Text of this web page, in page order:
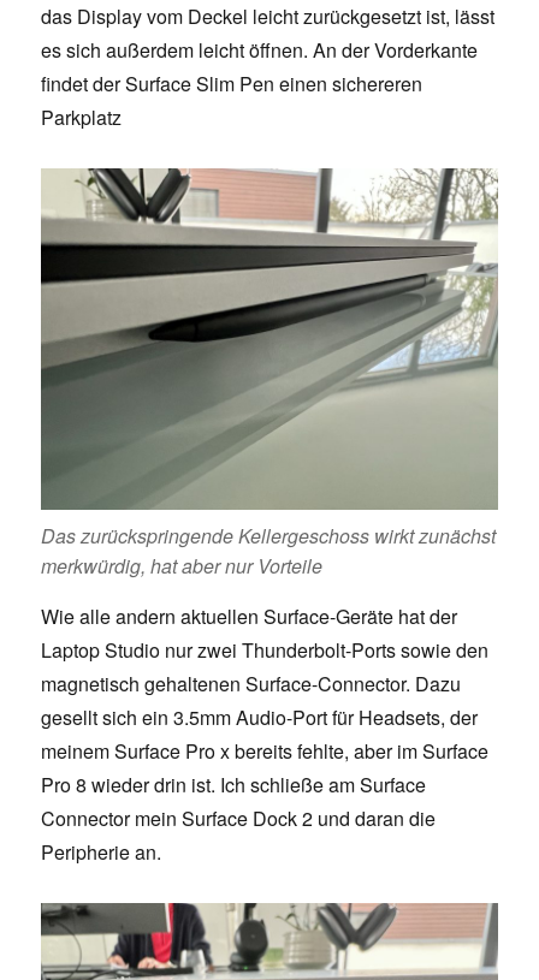
das Display vom Deckel leicht zurückgesetzt ist, lässt
es sich außerdem leicht öffnen. An der Vorderkante
findet der Surface Slim Pen einen sichereren
Parkplatz
Das zurückspringende Kellergeschoss wirkt zunächst
merkwürdig, hat aber nur Vorteile
Wie alle andern aktuellen Surface-Geräte hat der
Laptop Studio nur zwei Thunderbolt-Ports sowie den
magnetisch gehaltenen Surface-Connector. Dazu
gesellt sich ein 3.5mm Audio-Port für Headsets, der
meinem Surface Pro x bereits fehlte, aber im Surface
Pro 8 wieder drin ist. Ich schließe am Surface
Connector mein Surface Dock 2 und daran die
Peripherie an.